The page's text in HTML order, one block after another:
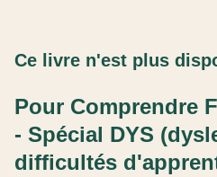
Pour Comprendre
- Spécial DYS
difficultés
Ce livre n'est plus